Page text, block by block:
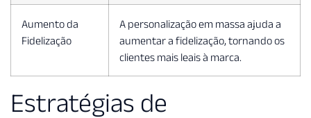
Aumento da
Fidelização
A personalização em massa ajuda a
aumentar a fidelização, tornando os
clientes mais leais à marca.
Estratégias de